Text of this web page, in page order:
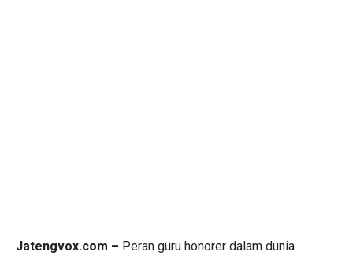
Jatengvox.com – Peran guru honorer dalam dunia